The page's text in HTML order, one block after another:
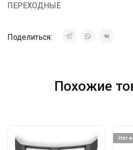
ПЕРЕХОДНЫЕ
Поделиться:
Похожие
Нет